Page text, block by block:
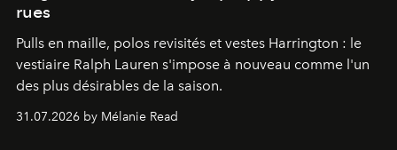
rues
Pulls en maille, polos revisités et vestes Harrington : le
vestiaire Ralph Lauren s'impose à nouveau comme l'un
des plus désirables de la saison.
31.07.2026 by Mélanie Read